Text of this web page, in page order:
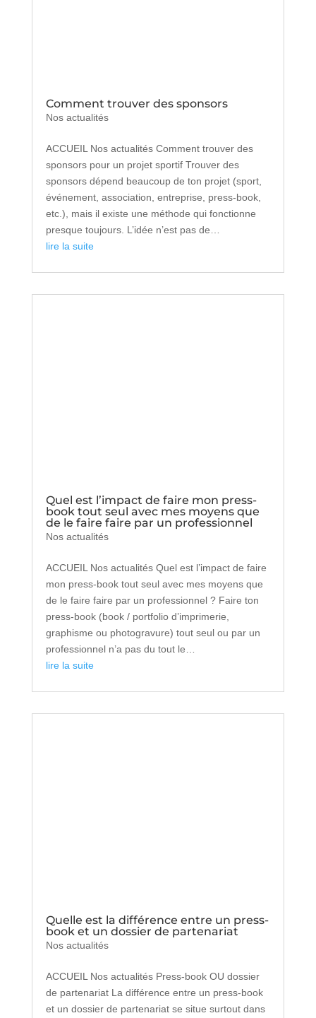
Comment trouver des sponsors
Nos actualités
ACCUEIL Nos actualités Comment trouver des
sponsors pour un projet sportif Trouver des
sponsors dépend beaucoup de ton projet (sport,
événement, association, entreprise, press-book,
etc.), mais il existe une méthode qui fonctionne
presque toujours. L’idée n’est pas de…
lire la suite
Quel est l’impact de faire mon press-
book tout seul avec mes moyens que
de le faire faire par un professionnel
Nos actualités
ACCUEIL Nos actualités Quel est l’impact de faire
mon press-book tout seul avec mes moyens que
de le faire faire par un professionnel ? Faire ton
press-book (book / portfolio d’imprimerie,
graphisme ou photogravure) tout seul ou par un
professionnel n’a pas du tout le…
lire la suite
Quelle est la différence entre un press-
book et un dossier de partenariat
Nos actualités
ACCUEIL Nos actualités Press-book OU dossier
de partenariat La différence entre un press-book
et un dossier de partenariat se situe surtout dans